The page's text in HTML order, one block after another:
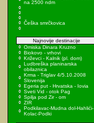
na 2500 ndm
Češka smrčkovica
Najnovije destinacije
Omiska Dinara Kruzno
Biokovo - vrhovi
Križevci - Kalnik (pl. dom)
Ludbreška planinarska
obilaznica
Krma - Triglav 4/5.10.2008
Slovenija
Egeria put - Hrvatska - Iovia
Sveti Vid - otok Pag
Spilja pod Zir - om
ZIR
Podkilavac-Mudna dol-Hahlići-
Kolac-Podki